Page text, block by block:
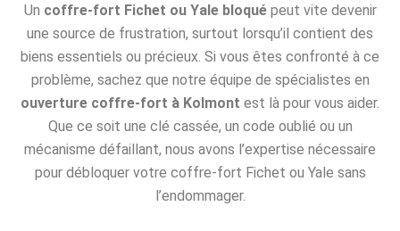
Un coffre-fort Fichet ou Yale bloquépeut vite devenir
une source de frustration, surtout lorsqu’il contient des
biens essentiels ou précieux. Si vous êtes confronté à ce
problème, sachez que notre équipe de spécialistes en
ouverture coffre-fort à Kolmont est là pour vous aider.
Que ce soit une clé cassée, un code oublié ou un
mécanisme défaillant, nous avons l’expertise nécessaire
pour débloquer votre coffre-fort Fichet ou Yale sans
l’endommager.